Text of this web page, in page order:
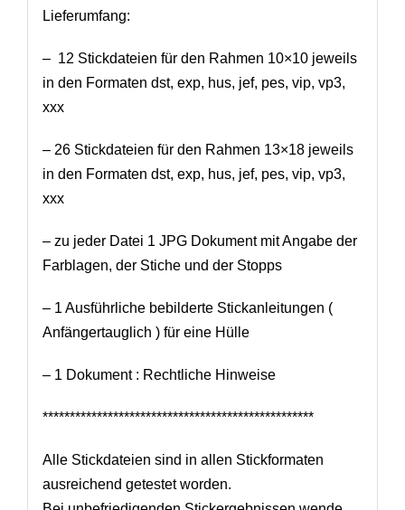
Lieferumfang:
– 12 Stickdateien für den Rahmen 10×10 jeweils
in den Formaten dst, exp, hus, jef, pes, vip, vp3,
xxx
– 26 Stickdateien für den Rahmen 13×18 jeweils
in den Formaten dst, exp, hus, jef, pes, vip, vp3,
xxx
– zu jeder Datei 1 JPG Dokument mit Angabe der
Farblagen, der Stiche und der Stopps
– 1 Ausführliche bebilderte Stickanleitungen (
Anfängertauglich ) für eine Hülle
– 1 Dokument : Rechtliche Hinweise
**************************************************
Alle Stickdateien sind in allen Stickformaten
ausreichend getestet worden.